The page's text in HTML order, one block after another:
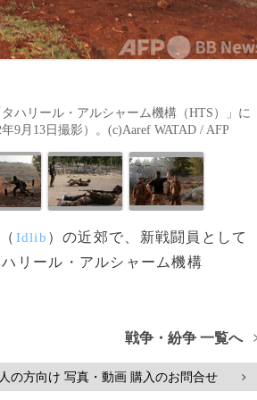
ハリール・アルシャーム機構（HTS）」に
9月13日撮影）。(c)Aaref WATAD / AFP
Idlib ）の近郊で、新戦闘員として
リール・アルシャーム機構
戦争・紛争 一覧へ
の方向け 写真・動画 購入のお問合せ >